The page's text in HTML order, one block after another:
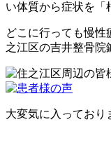
い体質から症状を「
どこに行っても慢性
之江区の吉井整骨院
大変気に入っており